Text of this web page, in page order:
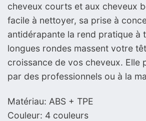
cheveux courts et aux cheveux
facile à nettoyer, sa prise à
antidérapante la rend pratique à
longues rondes massent votre
croissance de vos cheveux. Elle
par des professionnels ou à la
Matériau: ABS + TPE
Couleur: 4 couleurs